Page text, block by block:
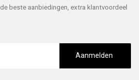
beste aanbiedingen, extra klantvoordeel
Aanmelden